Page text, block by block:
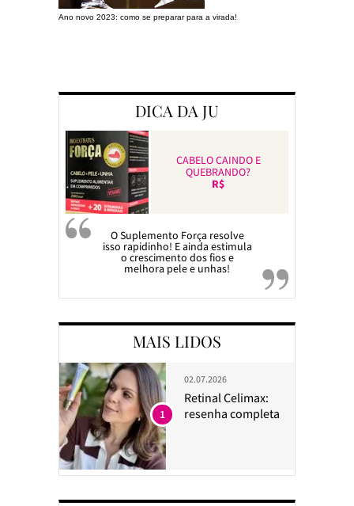
Ano novo 2023: como se preparar para a virada!
DICA DA JU
CABELO CAINDO E
QUEBRANDO?
R$
O Suplemento Força resolve
isso rapidinho! E ainda estimula
o crescimento dos fios e
melhora pele e unhas!
MAIS LIDOS
02.07.2026
Retinal Celimax:
resenha completa
1